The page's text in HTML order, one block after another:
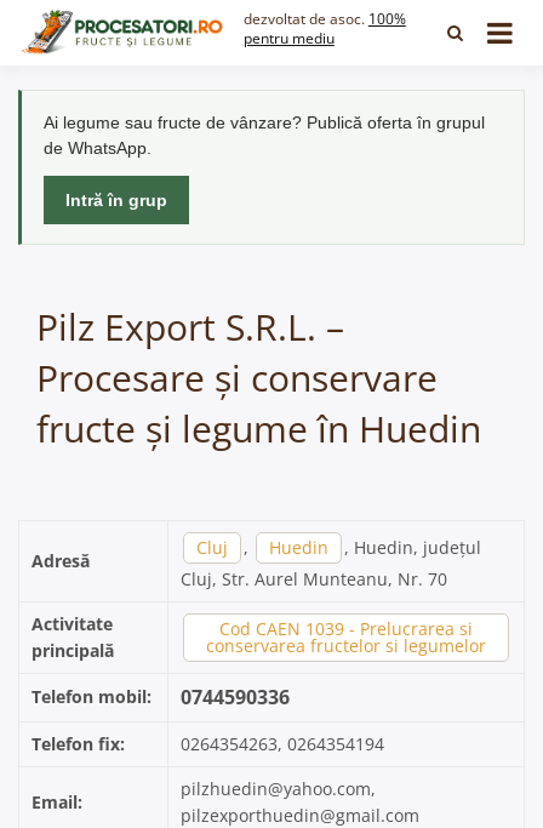
dezvoltat de asoc. 100%
pentru mediu
Ai legume sau fructe de vânzare? Publică oferta în grupul
de WhatsApp.
Intră în grup
Pilz Export S.R.L. –
Procesare și conservare
fructe și legume în Huedin
Adresă
Cluj , Huedin
, Huedin, județul
Cluj, Str. Aurel Munteanu, Nr. 70
Activitate
principală
Cod CAEN 1039 - Prelucrarea si
conservarea fructelor si legumelor
Telefon mobil: 0744590336
Telefon fix: 0264354263, 0264354194
Email:
pilzhuedin@yahoo.com,
pilzexporthuedin@gmail.com